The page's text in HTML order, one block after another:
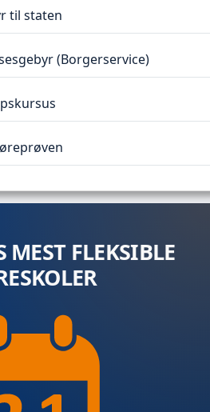
til staten
(Borgerservice)
FLEKSIBLE